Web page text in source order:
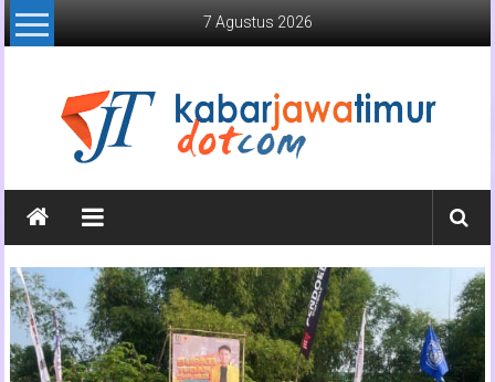
Lompat
ke
7 Agustus 2026
Kabar
Jawa
Timur
Media
Online
Jawa